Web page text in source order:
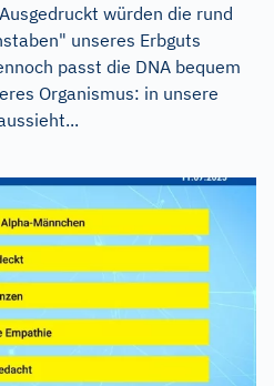
würden die rund
unseres Erbguts
passt die DNA bequem
Organismus: in unsere